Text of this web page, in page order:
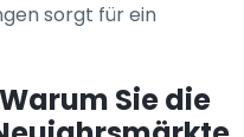
sorgt für ein
Sie die